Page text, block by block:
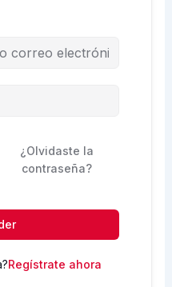
¿Olvidaste la
contraseña?
Regístrate ahora